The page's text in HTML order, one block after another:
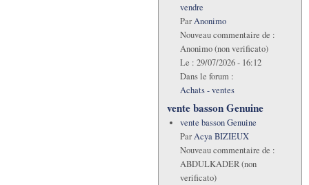
vendre
ParAnonimo
Nouveau commentaire de :
Anonimo (non verificato)
Le : 29/07/2026 - 16:12
Dans le forum :
Achats - ventes
vente basson Genuine
vente basson Genuine
ParAcya BIZIEUX
Nouveau commentaire de :
ABDULKADER (non
verificato)